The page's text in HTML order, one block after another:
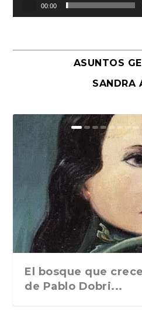
00:00
ASUNTOS
SANDRA
El bosque que
de Pablo Dobri...